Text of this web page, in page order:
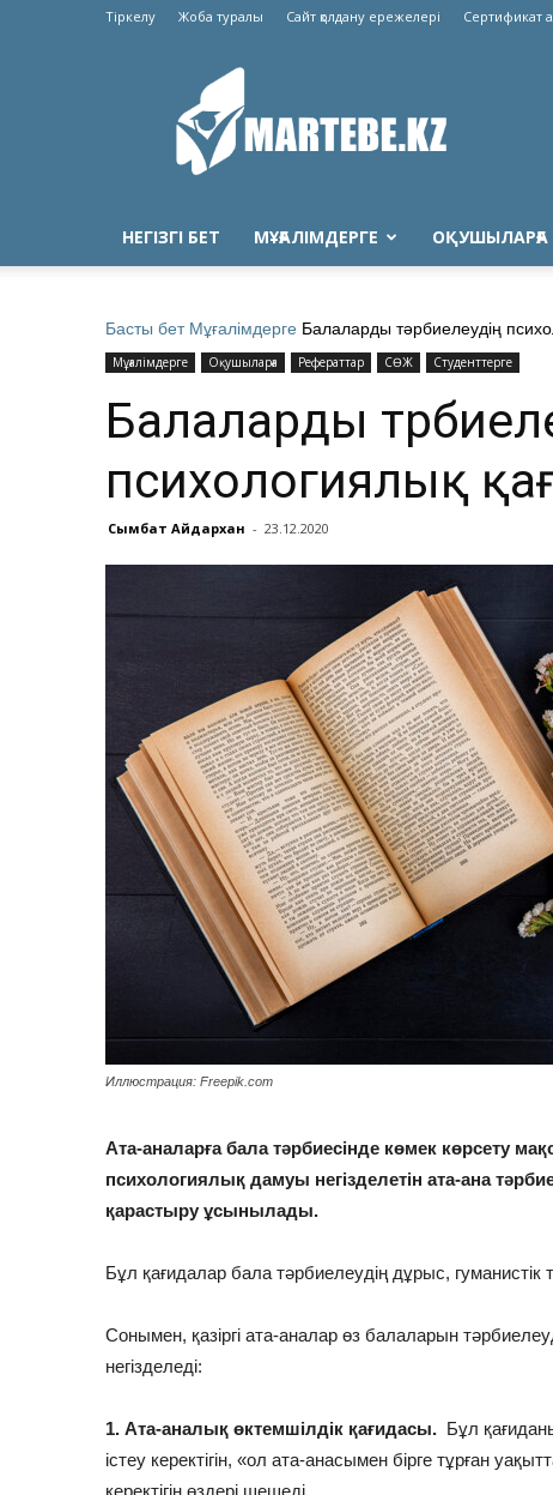
Тіркелу Жоба туралы Сайт қолдану ережелері Сертификат
Martebe.kz
білім
сайты
НЕГІЗГІ БЕТ МҰҒАЛІМДЕРГЕ ОҚУШЫЛАРҒА
Басты бет Мұғалімдерге Балаларды тәрбиелеудің
Мұғалімдерге Оқушыларға Рефераттар СӨЖ Студенттерге
Балаларды
психологиялық
Сымбат Айдархан - 23.12.2020
Иллюстрация: Freepik.com
Ата-аналарға бала тәрбиесінде көмек көрсету
психологиялық дамуы негізделетін ата-ана
қарастыру ұсынылады.
Бұл қағидалар бала тәрбиелеудің дұрыс, гуманистік
Сонымен, қазіргі ата-аналар өз балаларын
негізделеді:
1. Ата-аналық өктемшілдік қағидасы. Бұл
істеу керектігін, «ол ата-анасымен бірге тұрған
керектігін өздері шешеді.